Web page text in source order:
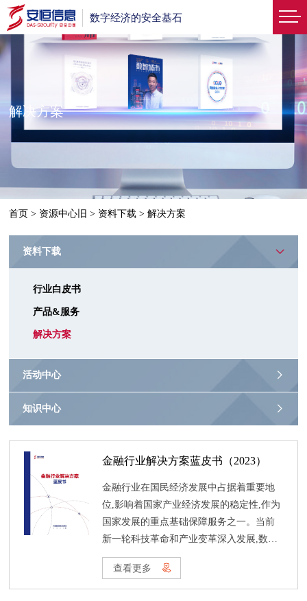
数字经济的安全基石
解决方案
首页 > 资源中心旧 > 资料下载 >解决方案
资料下载
行业白皮书
产品&服务
解决方案
活动中心
知识中心
金融行业解决方案蓝皮书（2023）
金融行业在国民经济发展中占据着重要地
位,影响着国家产业经济发展的稳定性,作为
国家发展的重点基础保障服务之一。当前
新一轮科技革命和产业变革深入发展,数字
化浪潮蓬勃兴起,数据作为国家基础性战路
资源和关键生产要素的地位日益凸显，金
融行业作为数据密集型和科技驱动型行业,
查看更多